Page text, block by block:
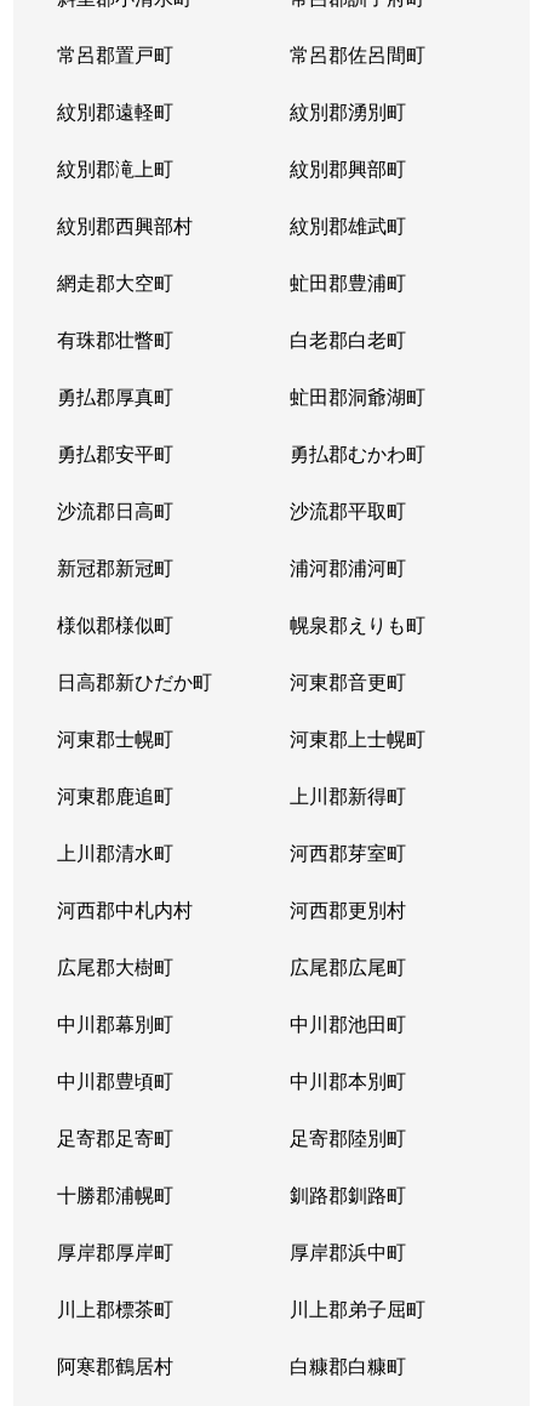
常呂郡置戸町 常呂郡佐呂間町
紋別郡遠軽町 紋別郡湧別町
紋別郡滝上町 紋別郡興部町
紋別郡西興部村 紋別郡雄武町
網走郡大空町 虻田郡豊浦町
有珠郡壮瞥町 白老郡白老町
勇払郡厚真町 虻田郡洞爺湖町
勇払郡安平町 勇払郡むかわ町
沙流郡日高町 沙流郡平取町
新冠郡新冠町 浦河郡浦河町
様似郡様似町 幌泉郡えりも町
日高郡新ひだか町 河東郡音更町
河東郡士幌町 河東郡上士幌町
河東郡鹿追町 上川郡新得町
上川郡清水町 河西郡芽室町
河西郡中札内村 河西郡更別村
広尾郡大樹町 広尾郡広尾町
中川郡幕別町 中川郡池田町
中川郡豊頃町 中川郡本別町
足寄郡足寄町 足寄郡陸別町
十勝郡浦幌町 釧路郡釧路町
厚岸郡厚岸町 厚岸郡浜中町
川上郡標茶町 川上郡弟子屈町
阿寒郡鶴居村 白糠郡白糠町